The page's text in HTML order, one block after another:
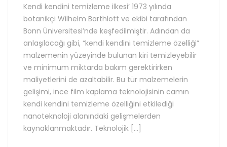
Kendi kendini temizleme ilkesi’ 1973 yılında
botanikçi Wilhelm Barthlott ve ekibi tarafından
Bonn Üniversitesi’nde keşfedilmiştir. Adından da
anlaşılacağı gibi, “kendi kendini temizleme özelliği”
malzemenin yüzeyinde bulunan kiri temizleyebilir
ve minimum miktarda bakım gerektirirken
maliyetlerini de azaltabilir. Bu tür malzemelerin
gelişimi, ince film kaplama teknolojisinin camın
kendi kendini temizleme özelliğini etkilediği
nanoteknoloji alanındaki gelişmelerden
kaynaklanmaktadır. Teknolojik […]